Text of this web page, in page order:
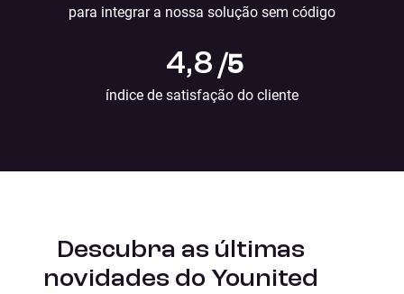
para integrar a nossa solução sem código
4,8 /5
índice de satisfação do cliente
Descubra as últimas
novidades do Younited